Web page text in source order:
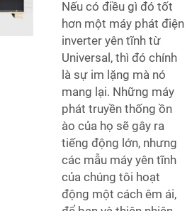
Nếu có điều gì đó tốt
hơn một máy phát điện
inverter yên tĩnh từ
Universal, thì đó chính
là sự im lặng mà nó
mang lại. Những máy
phát truyền thống ồn
ào của họ sẽ gây ra
tiếng động lớn, nhưng
các mẫu máy yên tĩnh
của chúng tôi hoạt
động một cách êm ái,